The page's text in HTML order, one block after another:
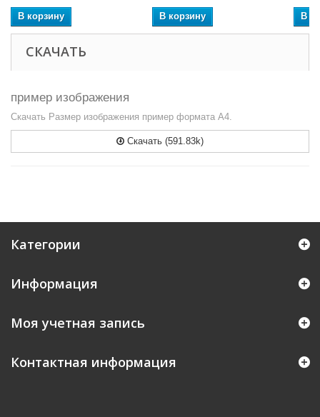
В корзину В корзину В
СКАЧАТЬ
пример изображения
Скачать Размер изображения пример формата А4.
Скачать (591.83k)
Категории
Информация
Моя учетная запись
Контактная информация